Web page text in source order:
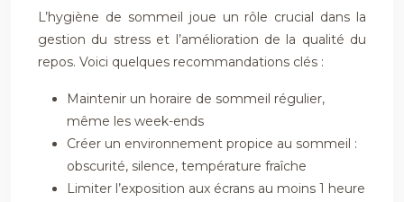
L’hygiène de sommeil joue un rôle crucial dans la
gestion du stress et l’amélioration de la qualité du
repos. Voici quelques recommandations clés :
Maintenir un horaire de sommeil régulier,
même les week-ends
Créer un environnement propice au sommeil :
obscurité, silence, température fraîche
Limiter l’exposition aux écrans au moins 1 heure